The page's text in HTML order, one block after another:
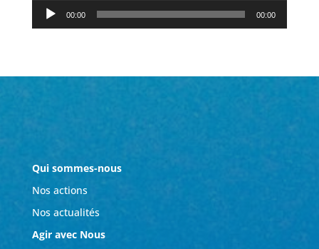
Lecteur
audio
00:00 00:00
Qui sommes-nous
Nos actions
Nos actualités
Agir avec Nous